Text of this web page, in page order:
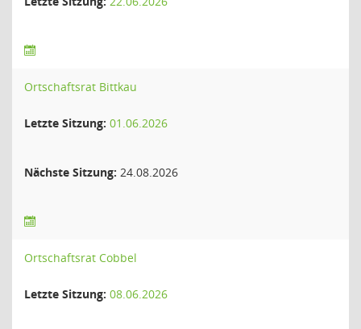
Ortschaftsrat Bittkau
Letzte Sitzung: 01.06.2026
Nächste Sitzung: 24.08.2026
Ortschaftsrat Cobbel
Letzte Sitzung: 08.06.2026